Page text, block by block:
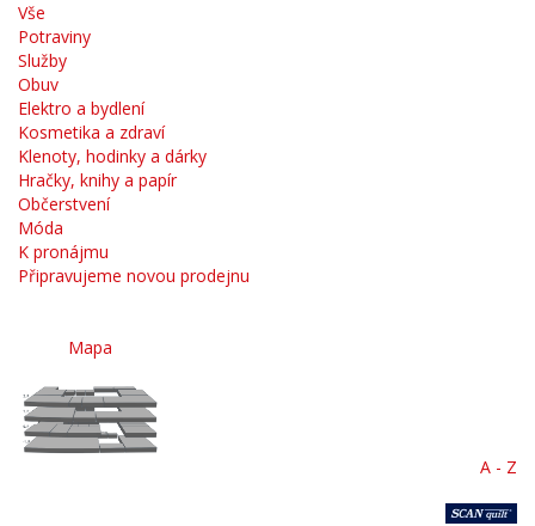
Vše
Potraviny
Služby
Obuv
Elektro a bydlení
Kosmetika a zdraví
Klenoty, hodinky a dárky
Hračky, knihy a papír
Občerstvení
Móda
K pronájmu
Připravujeme novou prodejnu
Mapa
A - Z